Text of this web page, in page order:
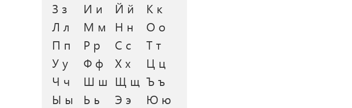
З з
И и Й й
К к
Л л
М м Н н
О о
П п
Р р С с
Т т
У у
Ф ф Х х
Ц ц
Ч ч
Ш ш Щ щ Ъ ъ
Ы ы
Ь ь Э э
Ю ю